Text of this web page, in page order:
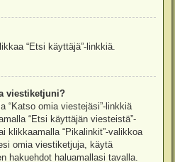
“Etsi käyttäjä”-linkkiä.
viestiketjuni?
“Katso omia viestejäsi”-linkkiä
“Etsi käyttäjän viesteistä”-
klikkaamalla “Pikalinkit”-valikkoa
omia viestiketjuja, käytä
hakuehdot haluamallasi tavalla.